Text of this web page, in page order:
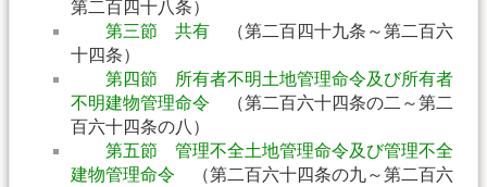
第二百四十八条）
第三節 共有 （第二百四十九条～第二百六
十四条）
第四節 所有者不明土地管理命令及び所有者
不明建物管理命令 （第二百六十四条の二～第二
百六十四条の八）
第五節 管理不全土地管理命令及び管理不全
建物管理命令 （第二百六十四条の九～第二百六